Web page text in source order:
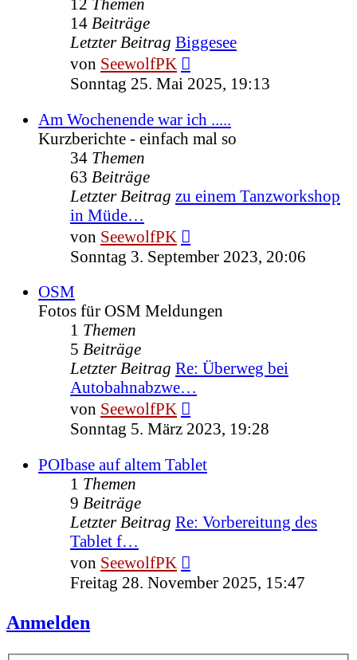
14 Beiträge
Letzter Beitrag Biggesee
von SeewolfPK
Beitrag
Sonntag 25. Mai 2025, 19:13
Am Wochenende war ich .....
Kurzberichte - einfach mal so
34 Themen
63 Beiträge
Letzter Beitrag zu einem Tanzworkshop
in Müde…
von SeewolfPK
Beitrag
Sonntag 3. September 2023, 20:06
OSM
Fotos für OSM Meldungen
1 Themen
5 Beiträge
Letzter Beitrag Re: Überweg bei
Autobahnabzwe…
von SeewolfPK
Beitrag
Sonntag 5. März 2023, 19:28
POIbase auf altem Tablet
1 Themen
9 Beiträge
Letzter Beitrag Re: Vorbereitung des
Tablet f…
von SeewolfPK
Beitrag
Freitag 28. November 2025, 15:47
Anmelden